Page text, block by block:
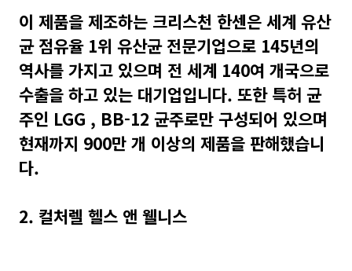
이 제품을 제조하는 크리스천 한센은 세계 유산
균 점유율 1위 유산균 전문기업으로 145년의
역사를 가지고 있으며 전 세계 140여 개국으로
수출을 하고 있는 대기업입니다. 또한 특허 균
주인 LGG , BB-12 균주로만 구성되어 있으며
현재까지 900만 개 이상의 제품을 판해했습니
다.
2. 컬처렐 헬스 앤 웰니스